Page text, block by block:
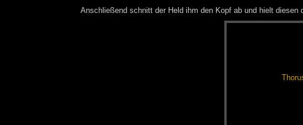
Anschließend schnitt der Held ihm den Kopf ab und hielt diesen